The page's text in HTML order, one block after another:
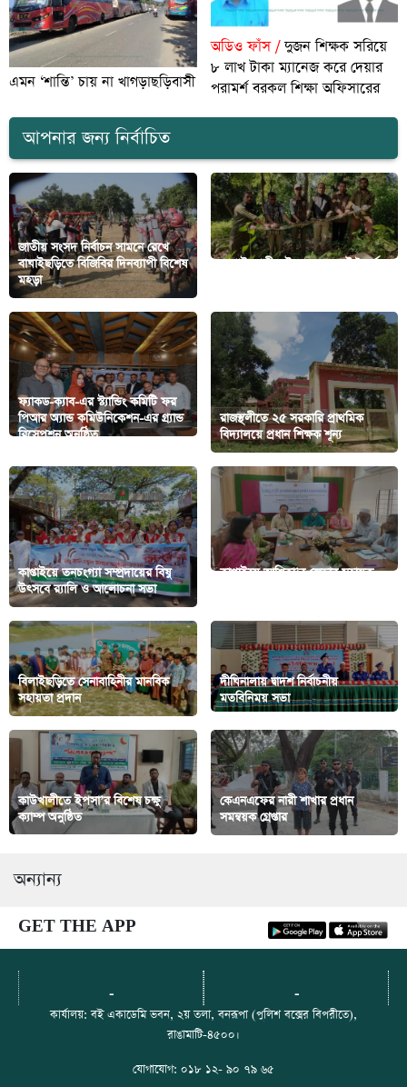
এমন ‘শান্তি’ চায় না খাগড়াছড়িবাসী
অডিও ফাঁস /দুজন শিক্ষক সরিয়ে
৮ লাখ টাকা ম্যানেজ করে দেয়ার
পরামর্শ বরকল শিক্ষা অফিসারের
আপনার জন্য নির্বাচিত
জাতীয় সংসদ নির্বাচন সামনে রেখে
বাঘাইছড়িতে বিজিবির দিনব্যাপী বিশেষ
মহড়া
কাপ্তাই জাতীয় উদ্যানে ১১ ফুট দৈর্ঘ্যের
ফ্যাকড-ক্যাব-এর স্ট্যান্ডিং কমিটি ফর
পিআর অ্যান্ড কমিউনিকেশন-এর গ্র্যান্ড
রিসেপশন অনুষ্ঠিত
রাজস্থলীতে ২৫ সরকারি প্রাথমিক
বিদ্যালয়ে প্রধান শিক্ষক শূন্য
কাপ্তাইয়ে তনচংগ্যা সম্প্রদায়ের বিষু
উৎসবে র‍্যালি ও আলোচনা সভা
কাপ্তাইয়ে আশিকা’র জেন্ডার সহায়ক
বিলাইছড়িতে সেনাবাহিনীর মানবিক
সহায়তা প্রদান
দীঘিনালায় দ্বাদশ নির্বাচনীয়
মতবিনিময় সভা
কাউখালীতে ইপসা’র বিশেষ চক্ষু
ক্যাম্প অনুষ্ঠিত
কেএনএফের নারী শাখার প্রধান
সমন্বয়ক গ্রেপ্তার
অন্যান্য
GET THE APP
- -
কার্যালয়: বই একাডেমি ভবন, ২য় তলা, বনরূপা (পুলিশ বক্সের বিপরীতে),
রাঙামাটি-৪৫০০।
যোগাযোগ: ০১৮ ১২- ৯০ ৭৯ ৬৫